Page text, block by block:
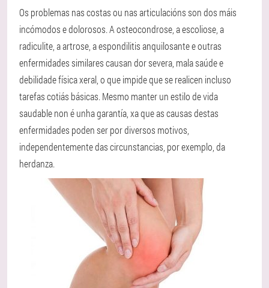
Os problemas nas costas ou nas articulacións son dos máis
incómodos e dolorosos. A osteocondrose, a escoliose, a
radiculite, a artrose, a espondilitis anquilosante e outras
enfermidades similares causan dor severa, mala saúde e
debilidade física xeral, o que impide que se realicen incluso
tarefas cotiás básicas. Mesmo manter un estilo de vida
saudable non é unha garantía, xa que as causas destas
enfermidades poden ser por diversos motivos,
independentemente das circunstancias, por exemplo, da
herdanza.